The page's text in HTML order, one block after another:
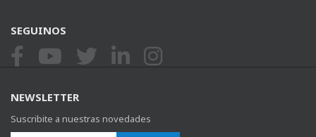
SEGUINOS
NEWSLETTER
Suscribite a nuestras novedades